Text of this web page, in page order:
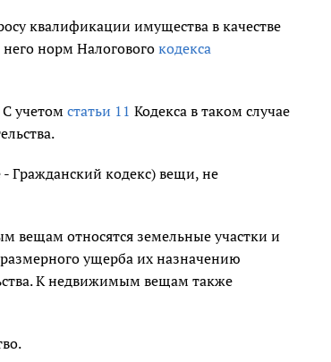
квалификации имущества в качестве
норм Налогового кодекса
учетом статьи 11 Кодекса в таком случае
- Гражданский кодекс) вещи, не
вещам относятся земельные участки и
ущерба их назначению
К недвижимым вещам также